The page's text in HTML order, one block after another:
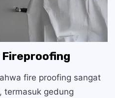
Fireproofing
fire proofing sangat
termasuk gedung